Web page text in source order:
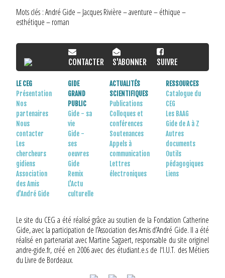
Mots clés : André Gide – Jacques Rivière – aventure – éthique –
esthétique – roman
CONTACTER S'ABONNER SUIVRE
LE CEG
Présentation
Nos
partenaires
Nous
contacter
Les
chercheurs
gidiens
Association
des Amis
d'André Gide
GIDE
GRAND
PUBLIC
Gide - sa
vie
Gide -
ses
oeuvres
Gide
Remix
L'Actu
culturelle
ACTUALITÉS
SCIENTIFIQUES
Publications
Colloques et
conférences
Soutenances
Appels à
communication
Lettres
électroniques
RESSOURCES
Catalogue du
CEG
Les BAAG
Gide de A à Z
Autres
documents
Outils
pédagogiques
Liens
Le site du CEG a été réalisé grâce au soutien de la Fondation Catherine
Gide, avec la participation de l’Association des Amis d’André Gide. Il a été
réalisé en partenariat avec Martine Sagaert, responsable du site originel
andre-gide.fr, créé en 2006 avec des étudiant.e.s de l'I.U.T. des Métiers
du Livre de Bordeaux.